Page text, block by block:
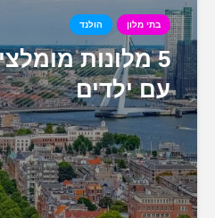
בתי מלון הולנד
5 מלונות
עם ילדים